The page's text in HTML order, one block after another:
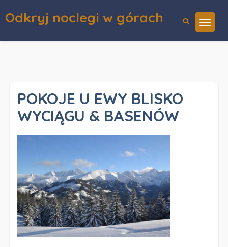
Odkryj noclegi w górach
POKOJE U EWY BLISKO
WYCIĄGU & BASENÓW